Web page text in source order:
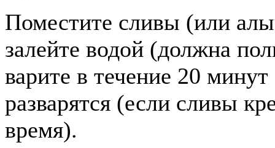
Поместите сливы (или
залейте водой (должна
варите в течение 20
разварятся (если сливы
время).